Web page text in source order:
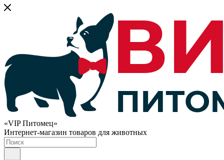
«VIP Питомец»
Интернет-магазин товаров для животных